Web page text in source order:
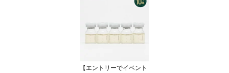
L | エッフェオーガニック
ラルコスメ 化粧水 しっ
とり オーガニック化粧水
エイジング スキンケア
ズ【エントリーでイベント